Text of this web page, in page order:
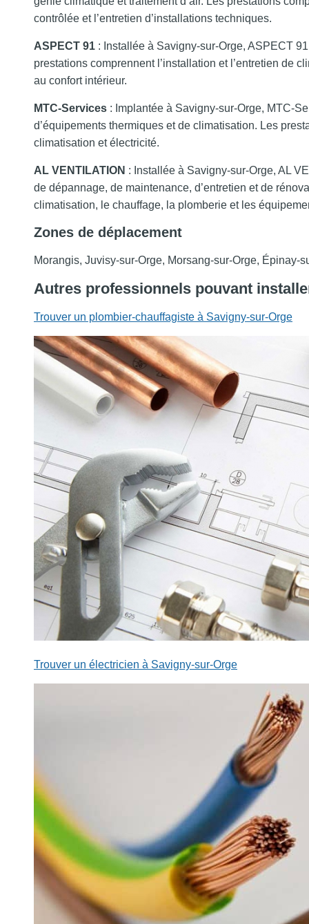
contrôlée et l’entretien d’installations techniques.
ASPECT 91 : Installée à Savigny-sur-Orge, ASPECT
prestations comprennent l’installation et l’entretien de
au confort intérieur.
MTC-Services : Implantée à Savigny-sur-Orge, MTC-
d’équipements thermiques et de climatisation. Les
climatisation et électricité.
AL VENTILATION : Installée à Savigny-sur-Orge, AL
de dépannage, de maintenance, d’entretien et de
climatisation, le chauffage, la plomberie et les
Zones de déplacement
Morangis, Juvisy-sur-Orge, Morsang-sur-Orge, Épinay-
Autres professionnels pouvant
Trouver un plombier-chauffagiste à Savigny-sur-Orge
Trouver un électricien à Savigny-sur-Orge